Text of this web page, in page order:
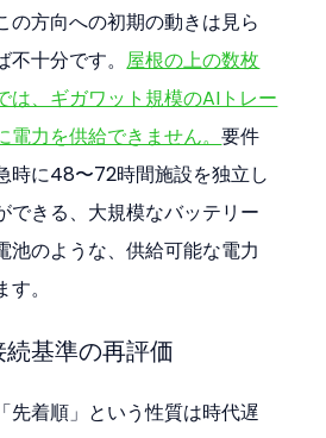
の方向への初期の動きは見ら
不十分です。屋根の上の数枚
は、ギガワット規模のAIトレー
電力を供給できません。要件
時に48〜72時間施設を独立し
できる、大規模なバッテリー
池のような、供給可能な電力
。
基準の再評価
先着順」という性質は時代遅